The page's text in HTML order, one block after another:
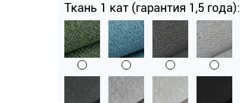
Ткань 1 кат (гарантия 1,5 года):